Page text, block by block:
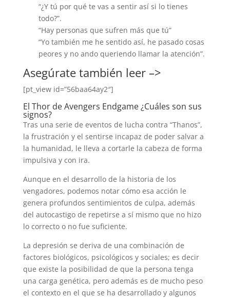
“¿Y tú por qué te vas a sentir así si lo tienes
todo?”.
“Hay personas que sufren más que tú”
“Yo también me he sentido así, he pasado cosas
peores y no ando queriendo llamar la atención”.
Asegúrate también leer –>
[pt_view id=”56baa64ay2″]
El Thor de Avengers Endgame ¿Cuáles son sus
signos?
Tras una serie de eventos de lucha contra “Thanos”,
la frustración y el sentirse incapaz de poder salvar a
la humanidad, le lleva a cortarle la cabeza de forma
impulsiva y con ira.
Aunque en el desarrollo de la historia de los
vengadores, podemos notar cómo esa acción le
genera profundos sentimientos de culpa, además
del autocastigo de repetirse a sí mismo que no hizo
lo correcto o no fue suficiente.
La depresión se deriva de una combinación de
factores biológicos, psicológicos y sociales; es decir
que existe la posibilidad de que la persona tenga
una carga genética, pero además es de mucho peso
el contexto en el que se ha desarrollado y algunos